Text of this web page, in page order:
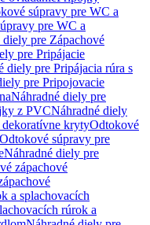
súpravy pre WC a
pre WC a
diely pre Zápachové
pre Pripájacie
diely pre Pripájacia rúra s
pre Pripojovacie
Náhradné diely pre
z PVCNáhradné diely
dekoratívne krytyOdtokové
súpravy pre
Náhradné diely pre
zápachové
a splachovacích
rúrok a